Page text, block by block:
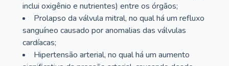
inclui oxigênio e nutrientes) entre os órgãos;
Prolapso da válvula mitral, no qual há um refluxo
sanguíneo causado por anomalias das válvulas
cardíacas;
Hipertensão arterial, no qual há um aumento